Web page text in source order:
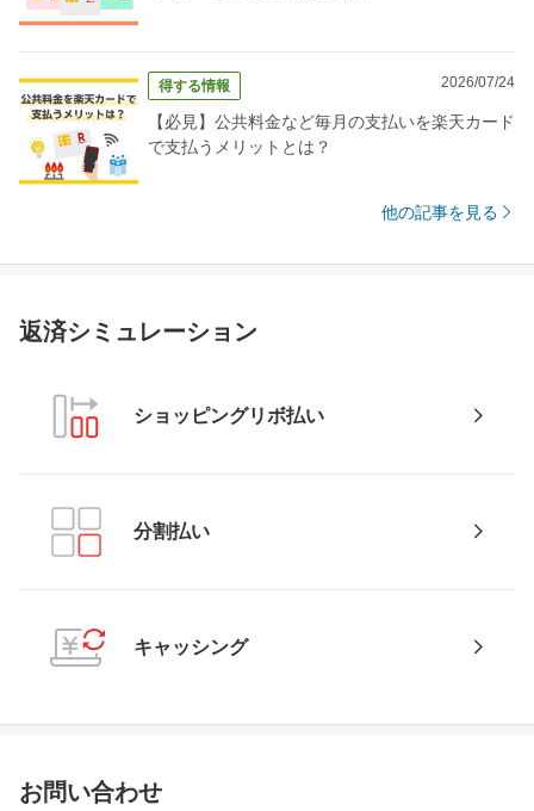
得する情報 2026/07/24
【必見】公共料金など毎月の支払いを楽天カード
で支払うメリットとは？
他の記事を見る
返済シミュレーション
ショッピングリボ払い
分割払い
キャッシング
お問い合わせ